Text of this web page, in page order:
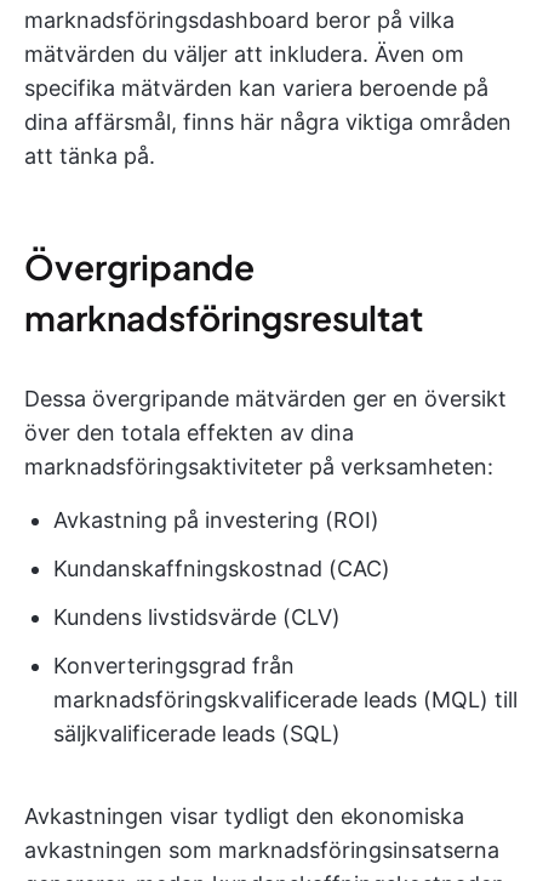
marknadsföringsdashboard beror på vilka
mätvärden du väljer att inkludera. Även om
specifika mätvärden kan variera beroende på
dina affärsmål, finns här några viktiga områden
att tänka på.
Övergripande
marknadsföringsresultat
Dessa övergripande mätvärden ger en översikt
över den totala effekten av dina
marknadsföringsaktiviteter på verksamheten:
Avkastning på investering (ROI)
Kundanskaffningskostnad (CAC)
Kundens livstidsvärde (CLV)
Konverteringsgrad från
marknadsföringskvalificerade leads (MQL) till
säljkvalificerade leads (SQL)
Avkastningen visar tydligt den ekonomiska
avkastningen som marknadsföringsinsatserna